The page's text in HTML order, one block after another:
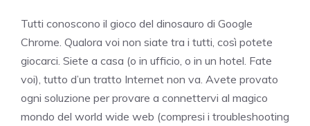
Tutti conoscono il gioco del dinosauro di Google
Chrome. Qualora voi non siate tra i tutti, così potete
giocarci. Siete a casa (o in ufficio, o in un hotel. Fate
voi), tutto d’un tratto Internet non va. Avete provato
ogni soluzione per provare a connettervi al magico
mondo del world wide web (compresi i troubleshooting